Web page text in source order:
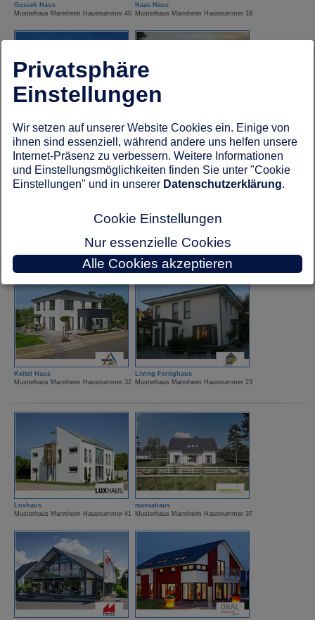
Gussek Haus
Musterhaus Mannheim Hausnummer 40
Haas Haus
Musterhaus Mannheim Hausnummer 18
Hanse Haus
Musterhaus Mannheim Hausnummer 31
Hanse Haus
Musterhaus Mannheim Hausnummer 33
HUF Haus
Musterhaus Mannheim Hausnummer 4
Kampa Haus
Musterhaus Mannheim Hausnummer 29
Keitel Haus
Musterhaus Mannheim Hausnummer 32
Living Fertighaus
Musterhaus Mannheim Hausnummer 23
Luxhaus
Musterhaus Mannheim Hausnummer 41
massahaus
Musterhaus Mannheim Hausnummer 37
Privatsphäre
Einstellungen
Wir setzen auf unserer Website Cookies ein. Einige von
ihnen sind essenziell, während andere uns helfen unsere
Internet-Präsenz zu verbessern. Weitere Informationen
und Einstellungsmöglichkeiten finden Sie unter "Cookie
Einstellungen" und in unserer Datenschutzerklärung.
Cookie Einstellungen
Nur essenzielle Cookies
Alle Cookies akzeptieren